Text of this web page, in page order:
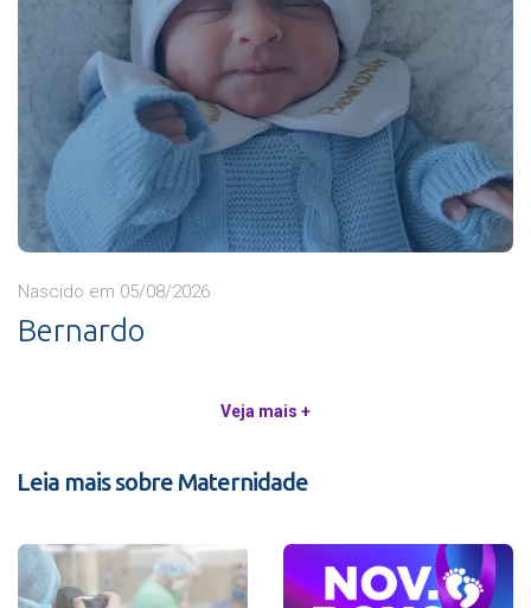
Nascido em 05/08/2026
Bernardo
Veja mais +
Leia mais sobre Maternidade